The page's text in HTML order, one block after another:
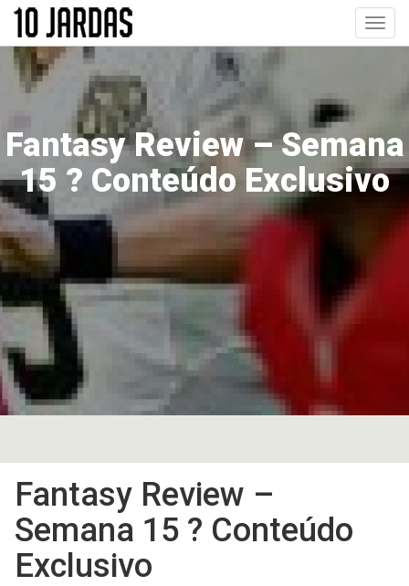
Pular
o
conteúdo
principal
Fantasy Review – Semana
15 ? Conteúdo Exclusivo
Fantasy Review –
Semana 15 ? Conteúdo
Exclusivo